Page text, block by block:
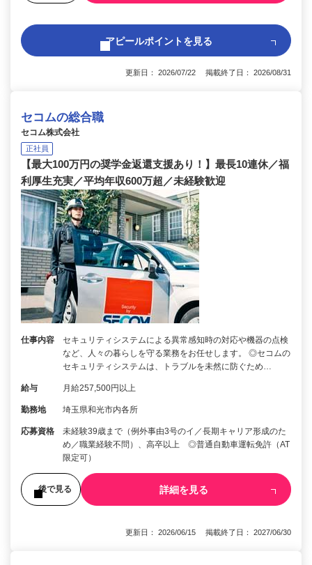
アピールポイントを見る
更新日： 2026/07/22 掲載終了日： 2026/08/31
セコムの総合職
セコム株式会社
正社員
【最大100万円の奨学金返還支援あり！】最長10連休／福
利厚生充実／平均年収600万超／未経験歓迎
仕事内容
セキュリティシステムによる異常感知時の対応や機器の点検
など、人々の暮らしを守る業務をお任せします。 ◎セコムの
セキュリティシステムは、トラブルを未然に防ぐため…
給与 月給257,500円以上
勤務地 埼玉県和光市内各所
応募資格
未経験39歳まで（例外事由3号のイ／長期キャリア形成のた
め／職業経験不問）、高卒以上 ◎普通自動車運転免許（AT
限定可）
後で見る 詳細を見る
更新日： 2026/06/15 掲載終了日： 2027/06/30